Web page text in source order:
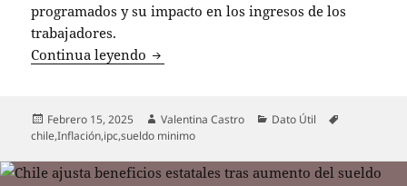
programados y su impacto en los ingresos de los
trabajadores.
Continua leyendo Ajustes al sueldo mínimo en Chile
Publicado
el
Febrero 15, 2025 Autor
Valentina Castro Categorías
Dato Útil
chile,Inflación,ipc,sueldo minimo